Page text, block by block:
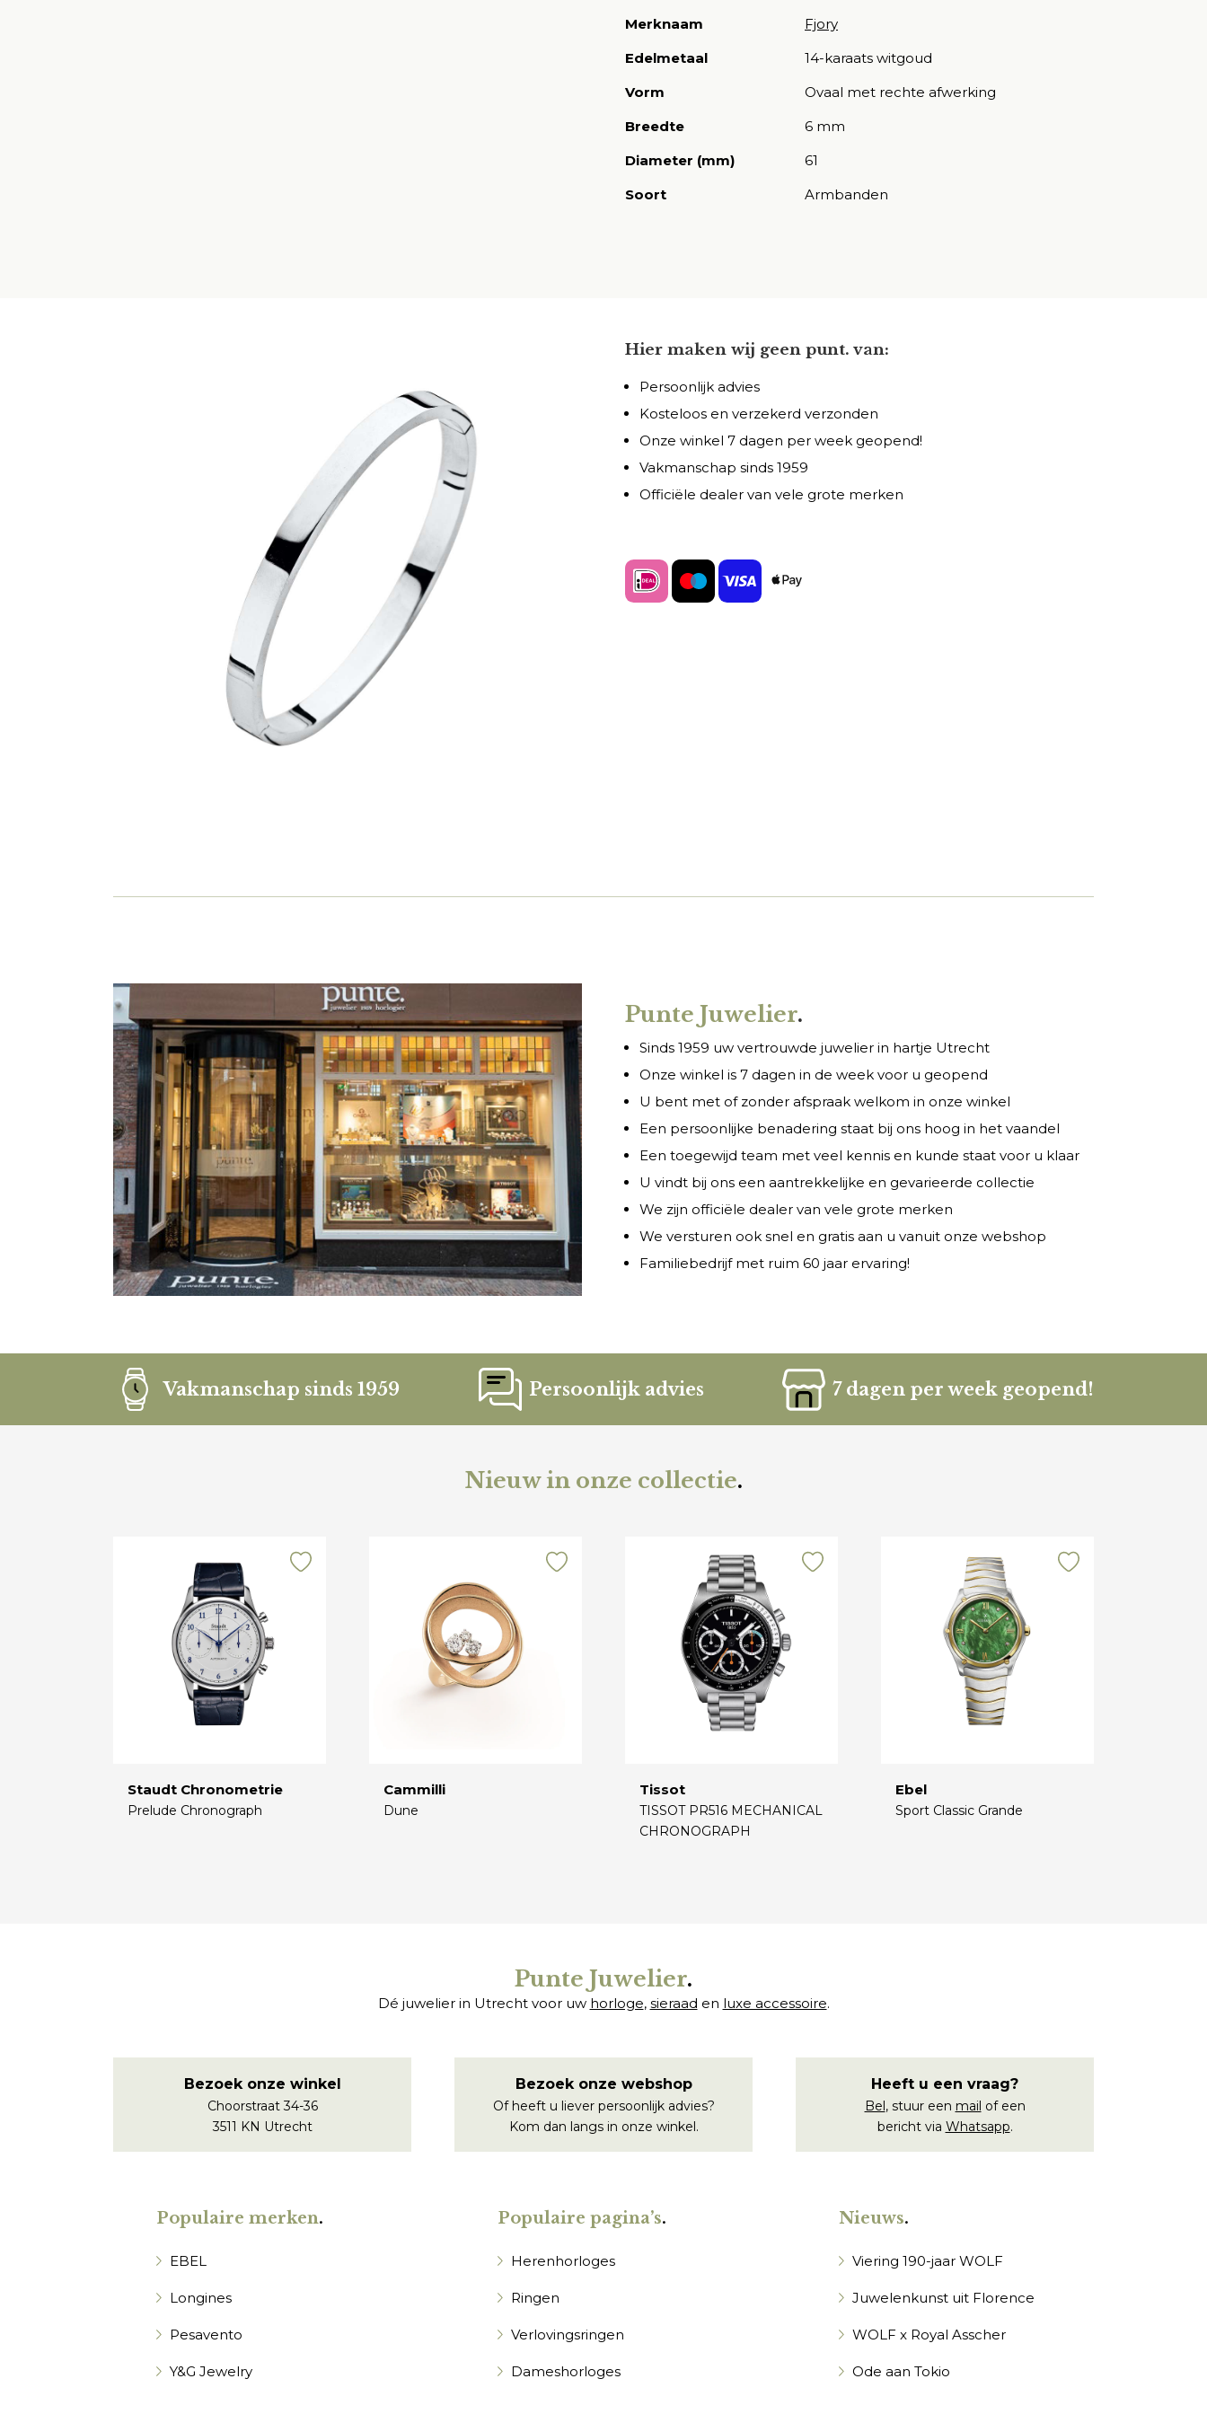
Merknaam
Fjory
Edelmetaal
14-karaats witgoud
Vorm
Ovaal met rechte afwerking
Breedte
6 mm
Diameter (mm)
61
Soort
Armbanden
Hier maken wij geen punt. van:
Persoonlijk advies
Kosteloos en verzekerd verzonden
Onze winkel 7 dagen per week geopend!
Vakmanschap sinds 1959
Officiële dealer van vele grote merken
Punte Juwelier.
Sinds 1959 uw vertrouwde juwelier in hartje Utrecht
Onze winkel is 7 dagen in de week voor u geopend
U bent met of zonder afspraak welkom in onze winkel
Een persoonlijke benadering staat bij ons hoog in het vaandel
Een toegewijd team met veel kennis en kunde staat voor u klaar
U vindt bij ons een aantrekkelijke en gevarieerde collectie
We zijn officiële dealer van vele grote merken
We versturen ook snel en gratis aan u vanuit onze webshop
Familiebedrijf met ruim 60 jaar ervaring!
Vakmanschap sinds 1959 Persoonlijk advies 7 dagen per week geopend!
Nieuw in onze collectie.
Staudt Chronometrie
Prelude Chronograph
Cammilli
Dune
Tissot
TISSOT PR516 MECHANICAL
CHRONOGRAPH
Ebel
Sport Classic Grande
Punte Juwelier.
Dé juwelier in Utrecht voor uw horloge, sieraad en luxe accessoire.
Bezoek onze winkel
Choorstraat 34-36
3511 KN Utrecht
Bezoek onze webshop
Of heeft u liever persoonlijk advies?
Kom dan langs in onze winkel.
Heeft u een vraag?
Bel, stuur een mail of een
bericht via Whatsapp.
Populaire merken.
EBEL
Longines
Pesavento
Y&G Jewelry
Populaire pagina’s.
Herenhorloges
Ringen
Verlovingsringen
Dameshorloges
Nieuws.
Viering 190-jaar WOLF
Juwelenkunst uit Florence
WOLF x Royal Asscher
Ode aan Tokio